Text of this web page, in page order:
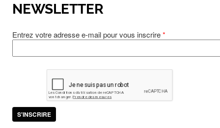
NEWSLETTER
Entrez votre adresse e-mail pour vous inscrire*
S'INSCRIRE